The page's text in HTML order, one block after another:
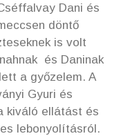
Dani és
döntő
is volt
és Daninak
a győzelem. A
Gyuri és
kiváló ellátást és
lebonyolításról.